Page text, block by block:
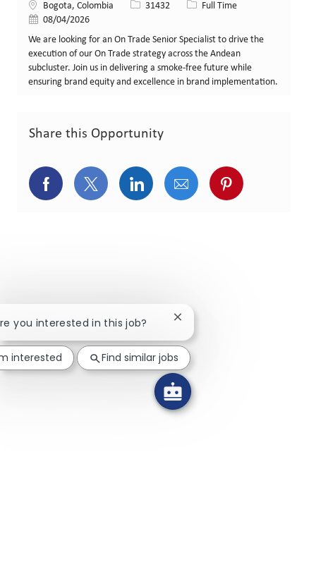
LocationBogota, Colombia Job Id31432 Job TypeFull Time
Posted Date
08/04/2026
We are looking for an On Trade Senior Specialist to drive the
execution of our On Trade strategy across the Andean
subcluster. Join us in delivering a smoke-free future while
ensuring brand equity and excellence in brand implementation.
Share this Opportunity
Share via Facebook
Share via twitter
Share via LinkedIn
Share via email
Share via
you interested in this job? Close chatbot notification
interested Find similar jobs